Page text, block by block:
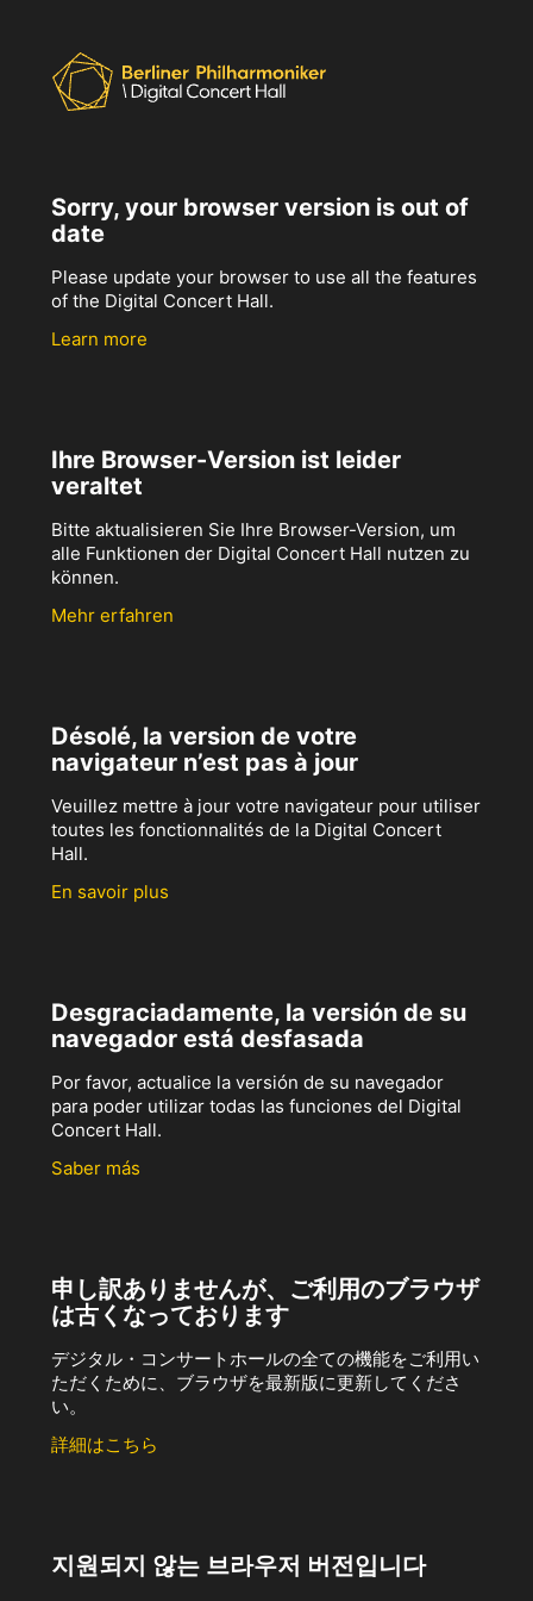
Sorry, your browser version is out of
date
Please update your browser to use all the features
of the Digital Concert Hall.
Learn more
Ihre Browser-Version ist leider
veraltet
Bitte aktualisieren Sie Ihre Browser-Version, um
alle Funktionen der Digital Concert Hall nutzen zu
können.
Mehr erfahren
Désolé, la version de votre
navigateur n’est pas à jour
Veuillez mettre à jour votre navigateur pour utiliser
toutes les fonctionnalités de la Digital Concert
Hall.
En savoir plus
Desgraciadamente, la versión de su
navegador está desfasada
Por favor, actualice la versión de su navegador
para poder utilizar todas las funciones del Digital
Concert Hall.
Saber más
申し訳ありませんが、ご利用のブラウザ
は古くなっております
デジタル・コンサートホールの全ての機能をご利用い
ただくために、ブラウザを最新版に更新してくださ
い。
詳細はこちら
지원되지 않는 브라우저 버전입니다